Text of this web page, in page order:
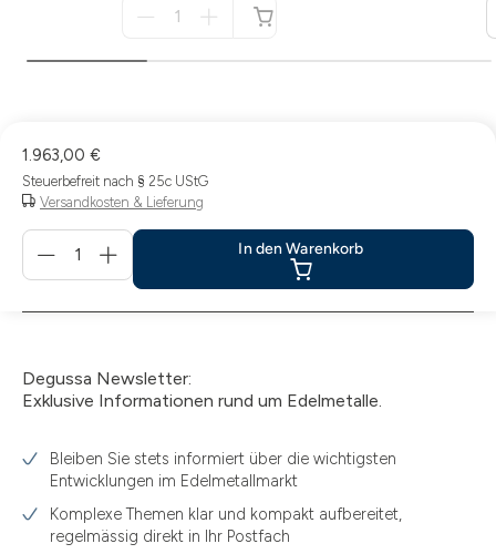
verfügbar
1.963,00 €
Steuerbefreit nach § 25c UStG
Versandkosten & Lieferung
In
Warenkorb
In den Warenkorb
Degussa Newsletter:
Exklusive Informationen rund um Edelmetalle.
Bleiben Sie stets informiert über die wichtigsten
Entwicklungen im Edelmetallmarkt
Komplexe Themen klar und kompakt aufbereitet,
regelmässig direkt in Ihr Postfach